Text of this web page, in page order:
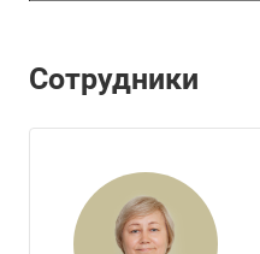
Сотрудники